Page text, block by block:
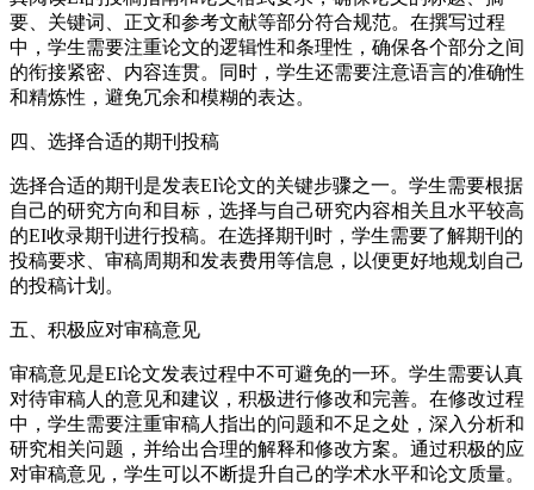
要、关键词、正文和参考文献等部分符合规范。在撰写过程
中，学生需要注重论文的逻辑性和条理性，确保各个部分之间
的衔接紧密、内容连贯。同时，学生还需要注意语言的准确性
和精炼性，避免冗余和模糊的表达。
四、选择合适的期刊投稿
选择合适的期刊是发表EI论文的关键步骤之一。学生需要根据
自己的研究方向和目标，选择与自己研究内容相关且水平较高
的EI收录期刊进行投稿。在选择期刊时，学生需要了解期刊的
投稿要求、审稿周期和发表费用等信息，以便更好地规划自己
的投稿计划。
五、积极应对审稿意见
审稿意见是EI论文发表过程中不可避免的一环。学生需要认真
对待审稿人的意见和建议，积极进行修改和完善。在修改过程
中，学生需要注重审稿人指出的问题和不足之处，深入分析和
研究相关问题，并给出合理的解释和修改方案。通过积极的应
对审稿意见，学生可以不断提升自己的学术水平和论文质量。